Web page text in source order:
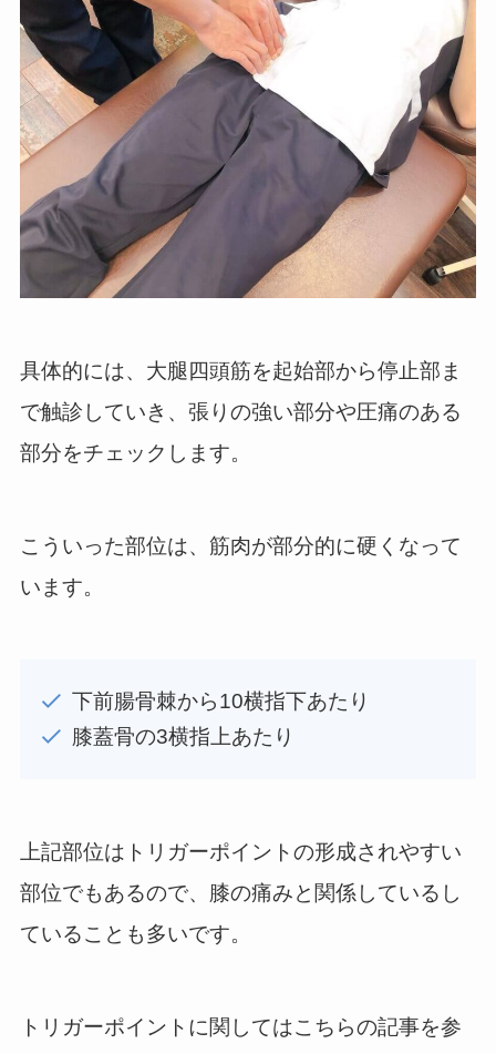
具体的には、大腿四頭筋を起始部から停止部ま
で触診していき、張りの強い部分や圧痛のある
部分をチェックします。
こういった部位は、筋肉が部分的に硬くなって
います。
下前腸骨棘から10横指下あたり
膝蓋骨の3横指上あたり
上記部位はトリガーポイントの形成されやすい
部位でもあるので、膝の痛みと関係しているし
ていることも多いです。
トリガーポイントに関してはこちらの記事を参